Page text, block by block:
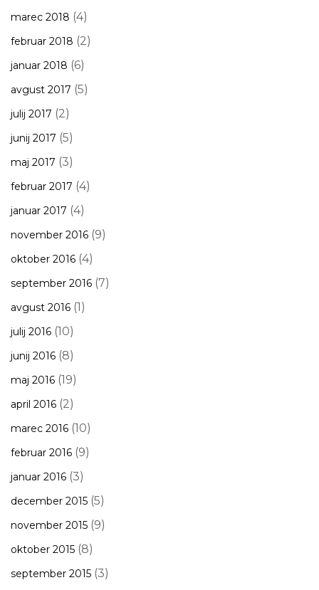
marec 2018 (4)
februar 2018 (2)
januar 2018 (6)
avgust 2017 (5)
julij 2017 (2)
junij 2017 (5)
maj 2017 (3)
februar 2017 (4)
januar 2017 (4)
november 2016 (9)
oktober 2016 (4)
september 2016 (7)
avgust 2016 (1)
julij 2016 (10)
junij 2016 (8)
maj 2016 (19)
april 2016 (2)
marec 2016 (10)
februar 2016 (9)
januar 2016 (3)
december 2015 (5)
november 2015 (9)
oktober 2015 (8)
september 2015 (3)